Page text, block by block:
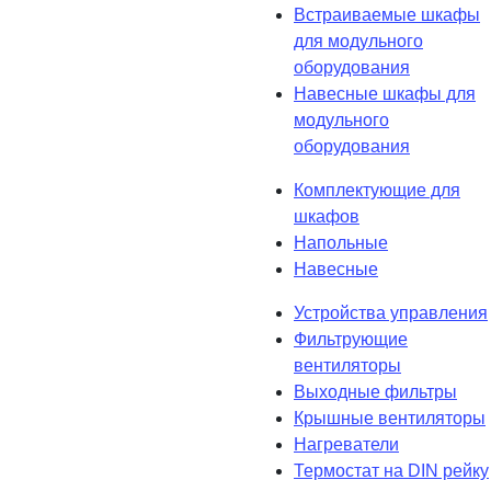
Встраиваемые шкафы
для модульного
оборудования
Навесные шкафы для
модульного
оборудования
Комплектующие для
шкафов
Напольные
Навесные
Устройства управления
Фильтрующие
вентиляторы
Выходные фильтры
Крышные вентиляторы
Нагреватели
Термостат на DIN рейку